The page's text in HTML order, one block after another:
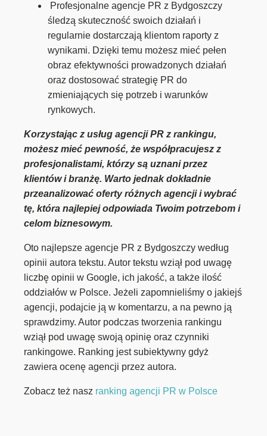
Profesjonalne agencje PR z Bydgoszczy
śledzą skuteczność swoich działań i
regularnie dostarczają klientom raporty z
wynikami. Dzięki temu możesz mieć pełen
obraz efektywności prowadzonych działań
oraz dostosować strategię PR do
zmieniających się potrzeb i warunków
rynkowych.
Korzystając z usług agencji PR z rankingu,
możesz mieć pewność, że współpracujesz z
profesjonalistami, którzy są uznani przez
klientów i branżę. Warto jednak dokładnie
przeanalizować oferty różnych agencji i wybrać
tę, która najlepiej odpowiada Twoim potrzebom i
celom biznesowym.
Oto najlepsze agencje PR z Bydgoszczy według
opinii autora tekstu. Autor tekstu wziął pod uwagę
liczbę opinii w Google, ich jakość, a także ilość
oddziałów w Polsce. Jeżeli zapomnieliśmy o jakiejś
agencji, podajcie ją w komentarzu, a na pewno ją
sprawdzimy. Autor podczas tworzenia rankingu
wziął pod uwagę swoją opinię oraz czynniki
rankingowe. Ranking jest subiektywny gdyż
zawiera ocenę agencji przez autora.
Zobacz też nasz ranking agencji PR w Polsce